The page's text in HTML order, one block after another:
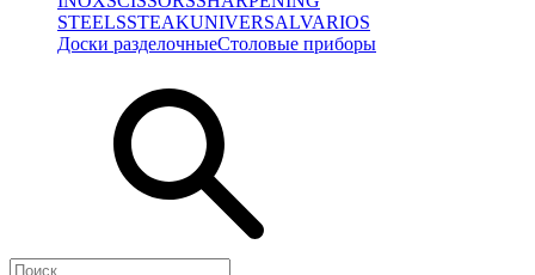
STEELSSTEAKUNIVERSALVARIOS
Доски разделочныеСтоловые приборы